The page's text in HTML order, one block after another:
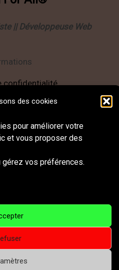
des cookies
pour améliorer votre
et vous proposer des
gérez vos préférences.
|| Développeuse Web
confidentialité
légales
& Contact
LinkedIn E-mail
All – Arts visuels, illustration
| Powered by Visual For All –
et peinture contemporaine